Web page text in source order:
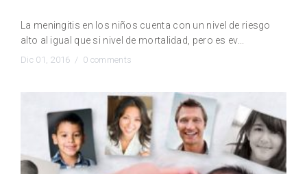
La meningitis en los niños cuenta con un nivel de riesgo
alto al igual que si nivel de mortalidad, pero es ev...
Dic 01, 2016 / 0 comments